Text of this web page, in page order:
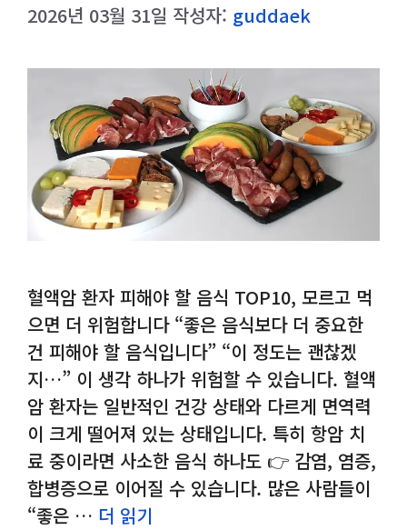
2026년 03월 31일 작성자: guddaek
혈액암 환자 피해야 할 음식 TOP10, 모르고 먹
으면 더 위험합니다 “좋은 음식보다 더 중요한
건 피해야 할 음식입니다” “이 정도는 괜찮겠
지…” 이 생각 하나가 위험할 수 있습니다. 혈액
암 환자는 일반적인 건강 상태와 다르게 면역력
이 크게 떨어져 있는 상태입니다. 특히 항암 치
료 중이라면 사소한 음식 하나도 👉 감염, 염증,
합병증으로 이어질 수 있습니다. 많은 사람들이
“좋은 … 더 읽기